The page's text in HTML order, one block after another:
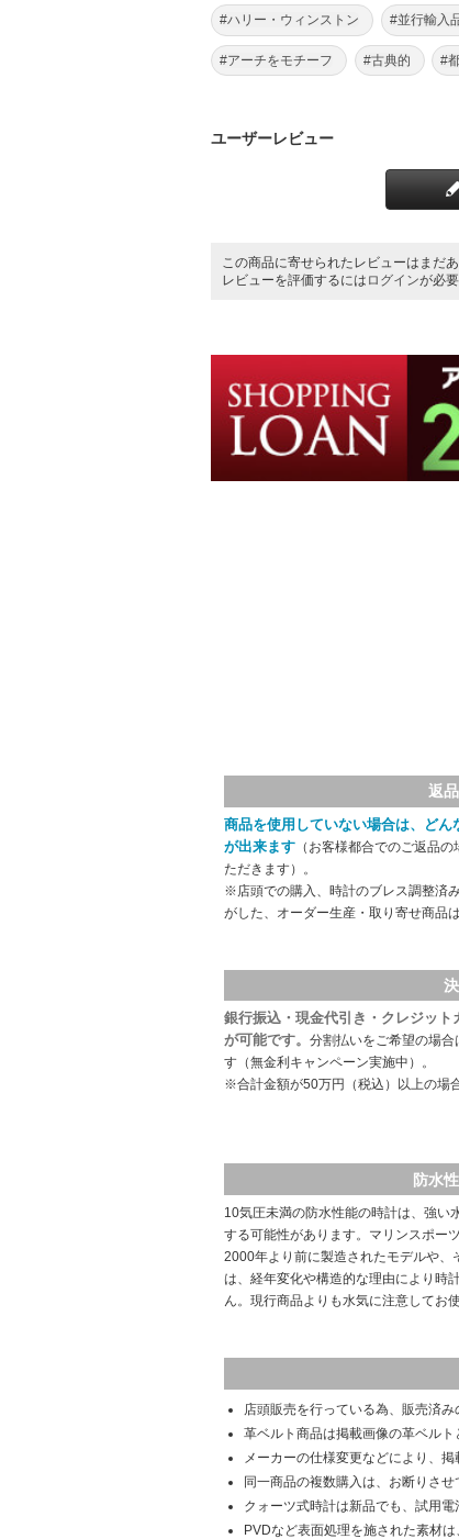
#ハリー・ウィンストン #並行輸入
#アーチをモチーフ #古典的 #
ユーザーレビュー
この商品に寄せられたレビューはまだあ
レビューを評価するには ログインが必要
返
商品を使用していない場合は、ど
が出来ます （お客様都合でのご返品
ただきます）。
※店頭での購入、時計のブレス調整済
がした、オーダー生産・取り寄せ商品
銀行振込・現金代引き・クレジッ
が可能です。 分割払いをご希望の場合
す（無金利キャンペーン実施中）。
※合計金額が50万円（税込）以上の場
防水
10気圧未満の防水性能の時計は、強い
する可能性があります。マリンスポー
2000年より前に製造されたモデルや
は、経年変化や構造的な理由により時
ん。現行商品よりも水気に注意してお
店頭販売を行っている為、販売済み
革ベルト商品は掲載画像の革ベル
メーカーの仕様変更などにより、
同一商品の複数購入は、お断りさせ
クォーツ式時計は新品でも、試用
PVDなど表面処理を施された素材